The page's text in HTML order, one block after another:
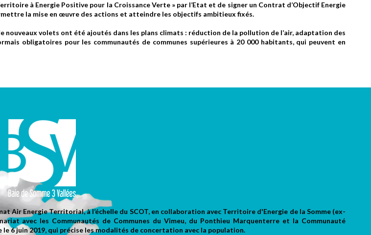
à Energie Positive pour la Croissance Verte » par l’Etat et de signer un Contrat d’Objectif Energie
la mise en œuvre des actions et atteindre les objectifs ambitieux fixés.
volets ont été ajoutés dans les plans climats : réduction de la pollution de l’air, adaptation des
obligatoires pour les communautés de communes supérieures à 20 000 habitants, qui peuvent en
Air Energie Territorial, à l’échelle du SCOT, en collaboration avec Territoire d'Energie de la Somme (ex-
avec les Communautés de Communes du Vimeu, du Ponthieu Marquenterre et la Communauté
6 juin 2019, qui précise les modalités de concertation avec la population.